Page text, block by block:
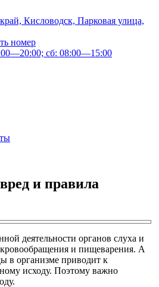
Кисловодск, Парковая улица,
номер
сб: 08:00—15:00
и правила
деятельности органов слуха и
и пищеварения. А
в организме приводит к
исходу. Поэтому важно